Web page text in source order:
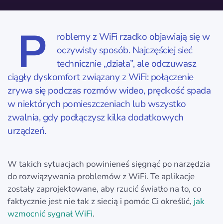
P
roblemy z WiFi rzadko objawiają się w
oczywisty sposób. Najczęściej sieć
technicznie „działa”, ale odczuwasz
ciągły dyskomfort związany z WiFi: połączenie
zrywa się podczas rozmów wideo, prędkość spada
w niektórych pomieszczeniach lub wszystko
zwalnia, gdy podłączysz kilka dodatkowych
urządzeń.
W takich sytuacjach powinieneś sięgnąć po narzędzia
do rozwiązywania problemów z WiFi. Te aplikacje
zostały zaprojektowane, aby rzucić światło na to, co
faktycznie jest nie tak z siecią i pomóc Ci określić, jak
wzmocnić sygnał WiFi.